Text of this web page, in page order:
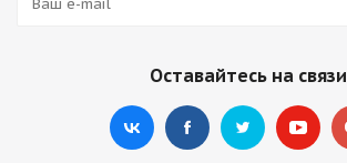
Оставайтесь на связи